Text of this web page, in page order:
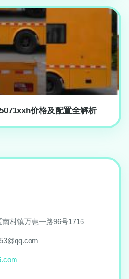
价格及配置全解析
村镇万惠一路96号1716